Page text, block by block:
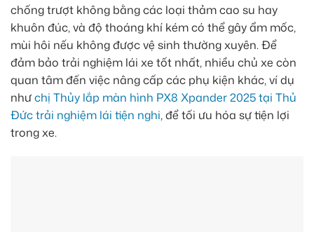
chống trượt không bằng các loại thảm cao su hay
khuôn đúc, và độ thoáng khí kém có thể gây ẩm mốc,
mùi hôi nếu không được vệ sinh thường xuyên. Để
đảm bảo trải nghiệm lái xe tốt nhất, nhiều chủ xe còn
quan tâm đến việc nâng cấp các phụ kiện khác, ví dụ
nhưchị Thủy lắp màn hình PX8 Xpander 2025 tại Thủ
Đức trải nghiệm lái tiện nghi, để tối ưu hóa sự tiện lợi
trong xe.